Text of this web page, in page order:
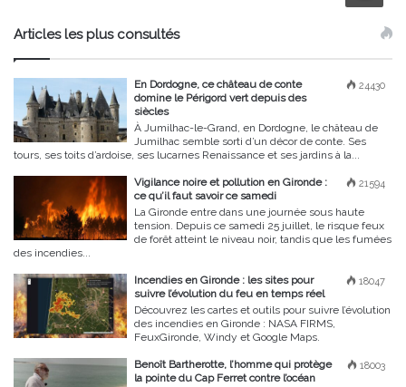
Articles les plus consultés
24430
En Dordogne, ce château de conte
domine le Périgord vert depuis des
siècles
À Jumilhac-le-Grand, en Dordogne, le château de
Jumilhac semble sorti d’un décor de conte. Ses
tours, ses toits d’ardoise, ses lucarnes Renaissance et ses jardins à la...
21594
Vigilance noire et pollution en Gironde :
ce qu’il faut savoir ce samedi
La Gironde entre dans une journée sous haute
tension. Depuis ce samedi 25 juillet, le risque feux
de forêt atteint le niveau noir, tandis que les fumées
des incendies...
18047
Incendies en Gironde : les sites pour
suivre l’évolution du feu en temps réel
Découvrez les cartes et outils pour suivre l’évolution
des incendies en Gironde : NASA FIRMS,
FeuxGironde, Windy et Google Maps.
18003
Benoît Bartherotte, l’homme qui protège
la pointe du Cap Ferret contre l’océan